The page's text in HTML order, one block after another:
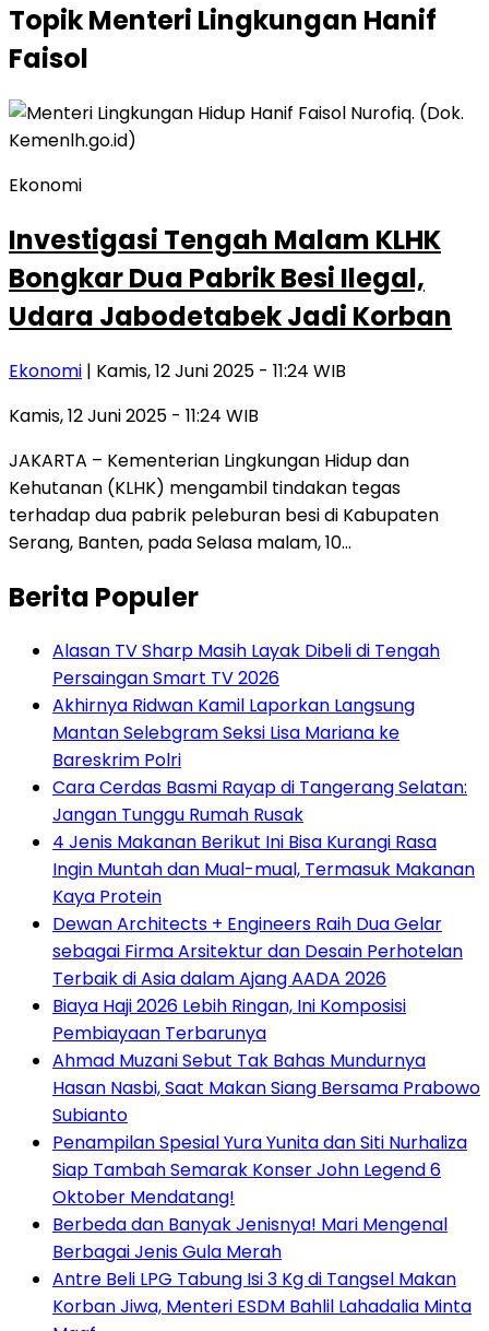
TopikMenteri Lingkungan Hanif
Faisol
Ekonomi
Investigasi Tengah Malam KLHK
Bongkar Dua Pabrik Besi Ilegal,
Udara Jabodetabek Jadi Korban
Ekonomi | Kamis, 12 Juni 2025 - 11:24 WIB
Kamis, 12 Juni 2025 - 11:24 WIB
JAKARTA – Kementerian Lingkungan Hidup dan
Kehutanan (KLHK) mengambil tindakan tegas
terhadap dua pabrik peleburan besi di Kabupaten
Serang, Banten, pada Selasa malam, 10…
Berita Populer
Alasan TV Sharp Masih Layak Dibeli di Tengah
Persaingan Smart TV 2026
Akhirnya Ridwan Kamil Laporkan Langsung
Mantan Selebgram Seksi Lisa Mariana ke
Bareskrim Polri
Cara Cerdas Basmi Rayap di Tangerang Selatan:
Jangan Tunggu Rumah Rusak
4 Jenis Makanan Berikut Ini Bisa Kurangi Rasa
Ingin Muntah dan Mual-mual, Termasuk Makanan
Kaya Protein
Dewan Architects + Engineers Raih Dua Gelar
sebagai Firma Arsitektur dan Desain Perhotelan
Terbaik di Asia dalam Ajang AADA 2026
Biaya Haji 2026 Lebih Ringan, Ini Komposisi
Pembiayaan Terbarunya
Ahmad Muzani Sebut Tak Bahas Mundurnya
Hasan Nasbi, Saat Makan Siang Bersama Prabowo
Subianto
Penampilan Spesial Yura Yunita dan Siti Nurhaliza
Siap Tambah Semarak Konser John Legend 6
Oktober Mendatang!
Berbeda dan Banyak Jenisnya! Mari Mengenal
Berbagai Jenis Gula Merah
Antre Beli LPG Tabung Isi 3 Kg di Tangsel Makan
Korban Jiwa, Menteri ESDM Bahlil Lahadalia Minta